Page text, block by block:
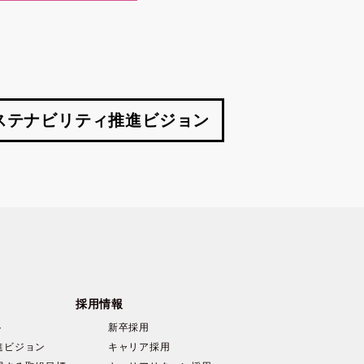
テナビリティ推進ビジョン
ビジョン
採用情報
新卒採用
キャリア採用